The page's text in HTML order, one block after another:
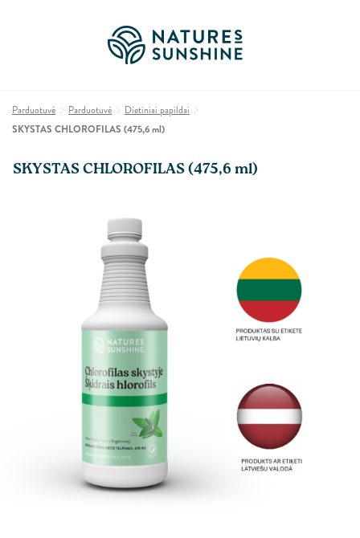
Parduotuvė Parduotuvė
Dietiniai papildai
SKYSTAS CHLOROFILAS (475,6 ml)
SKYSTAS CHLOROFILAS (475,6 ml)